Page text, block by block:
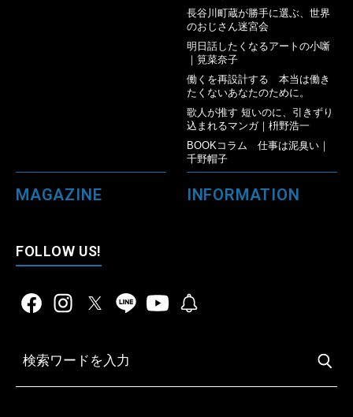
長谷川町蔵が勝手に選ぶ、世界
のおじさん迷宮会
明日話したくなるアートの小噺
｜筧菜奈子
働くを再設計する 本当は働き
たくないあなたのために。
歌人が推す 短いのに、引きずり
込まれるマンガ｜枡野浩一
BOOKコラム 仕事は泥臭い｜
千野帽子
MAGAZINE INFORMATION
FOLLOW US!